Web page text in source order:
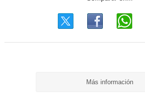
Más información